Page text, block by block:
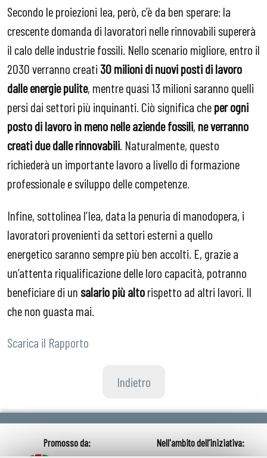
Secondo le proiezioni Iea, però, c’è da ben sperare: la
crescente domanda di lavoratori nelle rinnovabili supererà
il calo delle industrie fossili. Nello scenario migliore, entro il
2030 verranno creati 30 milioni di nuovi posti di lavoro
dalle energie pulite, mentre quasi 13 milioni saranno quelli
persi dai settori più inquinanti. Ciò significa cheper ogni
posto di lavoro in meno nelle aziende fossili, ne verranno
creati due dalle rinnovabili . Naturalmente, questo
richiederà un importante lavoro a livello di formazione
professionale e sviluppo delle competenze.
Infine, sottolinea l’Iea, data la penuria di manodopera, i
lavoratori provenienti da settori esterni a quello
energetico saranno sempre più ben accolti. E, grazie a
un’attenta riqualificazione delle loro capacità, potranno
beneficiare di un salario più altorispetto ad altri lavori. Il
che non guasta mai.
Scarica il Rapporto
Indietro